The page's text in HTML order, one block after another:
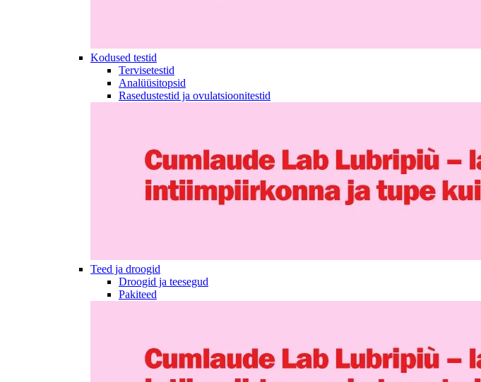
Kodused testid
Tervisetestid
Analüüsitopsid
Rasedustestid ja ovulatsioonitestid
Teed ja droogid
Droogid ja teesegud
Pakiteed